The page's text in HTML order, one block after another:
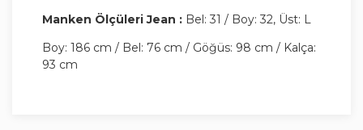
Manken Ölçüleri Jean :Bel: 31 / Boy: 32, Üst: L
Boy: 186 cm / Bel: 76 cm / Göğüs: 98 cm / Kalça:
93 cm